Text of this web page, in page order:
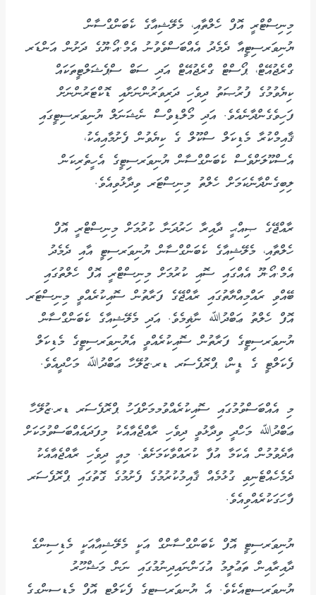
މިނިސްޓްރީ އޮފް ހެލްތާއި، މެލޭޝިއާގެ ކެބަންގްސާން
ޔުނިވަރސިޓީއާ ދެމެދު އެއްބަސްވެވުނު އެމް.އޯ.ޔޫގެ ދަށުން އަންޑަރ
ގްރެޖުއޭޓް، ޕޯސްޓް ގްރެޖުއޭޓް އަދި ސަބް ސްޕެޝަލްޓީތަކައް
ކިޔެވުމުގެ ފުރުޞަތު ދިވެހި ދަރިވަރުންނަށާއި ޑޮކްޓަރުންނަށް
ފަހިވެގެންދާނެއެވެ. އަދި މޯލްޑިވްސް ނެޝަނަލް ޔުނިވަރސިޓީގައި
ޤާއިމްކުރާ މެޑިކަލް ސްކޫލް ގެ ކިޔެވުން ފެށުމާއިއެކު،
އެސްކޫލަށްވެސް ކެބަންގްސާން ޔުނިވަރސިޓީގެ އެހީތެރިކަން
ލިބިގެންދާނެކަމަށް ހެލްތު މިނިސްޓަރ ވިދާޅުވިއެވެ.
ރާއްޖޭގެ ޞިއްޙީ ދާއިރާ ހަރުދަނާ ކުރުމަށް މިނިސްޓްރީ އޮފް
ހެލްތާއި، މެލޭޝިއާގެ ކެބަންގްސާން ޔުނިވަރސިޓީ އާއި ދެމެދު
އެމް.އޯ.ޔޫ އެއްގައި ސޮއި ކުރުމަށް މިނިސްޓްރީ އޮފް ހެލްތުގައި
ބޭއްވި ރައްމިއްޔާތުގައި ރާއްޖޭގެ ފަރާތުން ސޮއިކުރެއްވީ މިނިސްޓަރ
އޮފް ހެލްތު ޢަބްދުﷲ ނާޡިމެވެ. އަދި މެލޭޝިއާގެ ކެބަންގްސާން
ޔުނިވަރސިޓީގެ ފަރާތުން ސޮއިކުރެއްވީ އެޔުނިވަރސިޓީގެ މެޑިކަލް
ފެކަލްޓީ ގެ ޑީން، ޕްރޮފެސަރ ޑރ.ޒުލޭހާ ޢަބްދުﷲ މަހްދީއެވެ.
މި އެއްބަސްވުމުގައި ސޮއިކުރެއްވުމމަށްފަހު ޕްރޮފެސަރ ޑރ.ޒުލޭހާ
ޢަބްދުﷲ މަހްދީ ވިދާޅުވީ ދިވެހި ރާއްޖެއާއެކު މިފަދައެއްބަސްވުމަކަށް
އާދެވުމުން އެކަމާ އުފާ ކުރައްވާކަމަށެވެ. މިއީ ދިވެހި ރާއްޖެއާއެކު
ދެމެހެއްޓެނިވި ގުޅުމެއް ޤާއިމުކުރުމުގެ ފެށުމުގެ ގޮތުގައި ޕްރޮފެސަރ
ފާހަގަކުރެއްވިއެވެ.
ޔުނިވަރސިޓީ އޮފް ކެބަންގްސާންގް އަކީ މެލޭޝިއާއަކީ މެޑިސިންގެ
ދާއިރާއިން ތަޢުލީމު އުގަންނައިދިނުމުގައި ނަން މަޝްހޫރު
ޔުނިވަރސިޓީއެކެވެ. އެ ޔުނިވަރސިޓީގެ ފެކަލްޓީ އޮފް މެޑިސިންގގެ